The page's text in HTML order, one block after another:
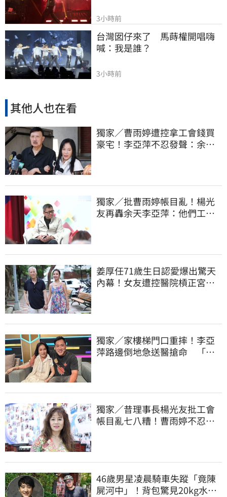
3小時前
台灣囡仔來了　馬蒔權開唱嗨
喊：我是誰？
3小時前
其他人也在看
獨家／曹雨婷遭控拿工會錢買
豪宅！李亞萍不忍發聲：余天
獨家／批曹雨婷帳目亂！楊光
友再轟余天李亞萍：他們工會
姜厚任71歲生日認愛爆出驚天
內幕！女友遭控醫院槓正宮女
獨家／家樓梯門口重摔！李亞
萍路邊倒地急送醫搶命 「最
獨家／昔理事長楊光友批工會
帳目亂七八糟！曹雨婷不忍
46歲男星凌晨騎車失蹤「竟陳
屍河中」！背包驚見20kg水泥